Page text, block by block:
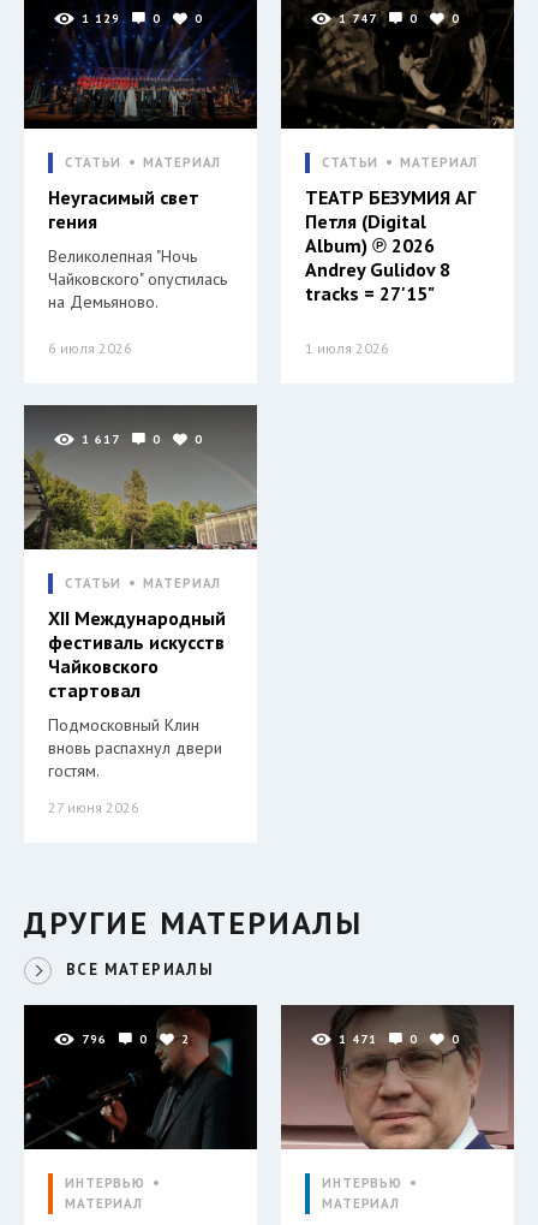
1 129 0 0
СТАТЬИ МАТЕРИАЛ
Неугасимый свет
гения
Великолепная "Ночь
Чайковского" опустилась
на Демьяново.
6 июля 2026
1 747 0 0
СТАТЬИ МАТЕРИАЛ
ТЕАТР БЕЗУМИЯ АГ
Петля (Digital
Album) ℗ 2026
Andrey Gulidov 8
tracks = 27'15"
1 июля 2026
1 617 0 0
СТАТЬИ МАТЕРИАЛ
XII Международный
фестиваль искусств
Чайковского
стартовал
Подмосковный Клин
вновь распахнул двери
гостям.
27 июня 2026
ДРУГИЕ МАТЕРИАЛЫ
ВСЕ МАТЕРИАЛЫ
796 0 2
ИНТЕРВЬЮ
МАТЕРИАЛ
1 471 0 0
ИНТЕРВЬЮ
МАТЕРИАЛ